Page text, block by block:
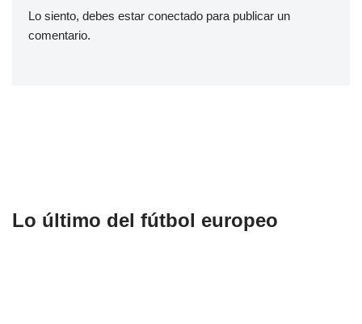
Lo siento, debes estar conectado para publicar un
comentario.
Lo último del fútbol europeo